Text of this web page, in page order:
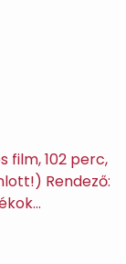
film, 102 perc,
Rendező: